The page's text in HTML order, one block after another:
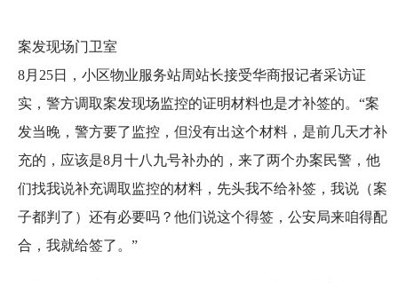
案发现场门卫室
8月25日，小区物业服务站周站长接受华商报记者采访证
实，警方调取案发现场监控的证明材料也是才补签的。“案
发当晚，警方要了监控，但没有出这个材料，是前几天才补
充的，应该是8月十八九号补办的，来了两个办案民警，他
们找我说补充调取监控的材料，先头我不给补签，我说（案
子都判了）还有必要吗？他们说这个得签，公安局来咱得配
合，我就给签了。”